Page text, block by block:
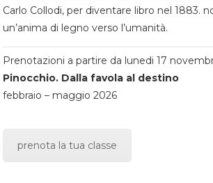
Carlo Collodi, per diventare libro nel 1883.
un’anima di legno verso l’umanità.
Prenotazioni a partire da lunedi 17
Pinocchio. Dalla favola al destino
febbraio – maggio 2026
prenota la tua classe